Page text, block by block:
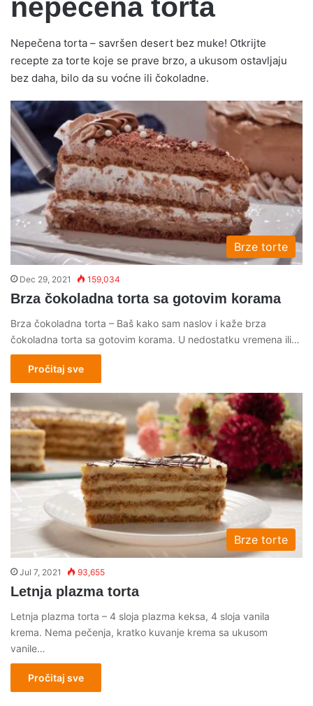
nepečena torta
Nepečena torta – savršen desert bez muke! Otkrijte
recepte za torte koje se prave brzo, a ukusom ostavljaju
bez daha, bilo da su voćne ili čokoladne.
Brze torte
Dec 29, 2021 159,034
Brza čokoladna torta sa gotovim korama
Brza čokoladna torta – Baš kako sam naslov i kaže brza
čokoladna torta sa gotovim korama. U nedostatku vremena ili…
Pročitaj sve
Brze torte
Jul 7, 2021 93,655
Letnja plazma torta
Letnja plazma torta – 4 sloja plazma keksa, 4 sloja vanila
krema. Nema pečenja, kratko kuvanje krema sa ukusom
vanile…
Pročitaj sve